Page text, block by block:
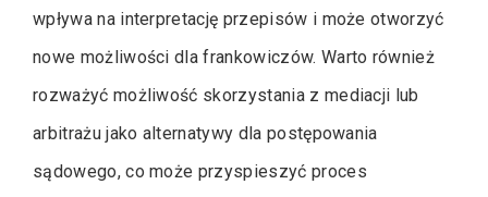
wpływa na interpretację przepisów i może otworzyć
nowe możliwości dla frankowiczów. Warto również
rozważyć możliwość skorzystania z mediacji lub
arbitrażu jako alternatywy dla postępowania
sądowego, co może przyspieszyć proces